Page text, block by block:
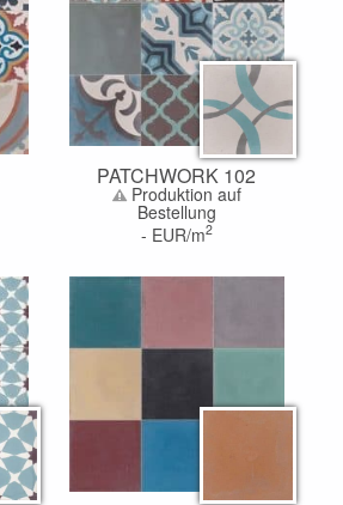
PATCHWORK 102
Produktion auf
Bestellung
- EUR/m2